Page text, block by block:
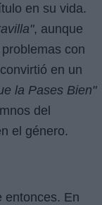
en su vida.
, aunque
con
en un
la Pases Bien"
del
el género.
entonces. En